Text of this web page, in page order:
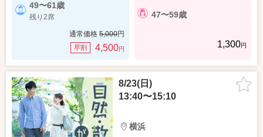
49〜61歳
残り2席
通常価格 5,000円
早割 4,500円
47〜59歳
1,300円
8/23(日)
13:40〜15:10
横浜